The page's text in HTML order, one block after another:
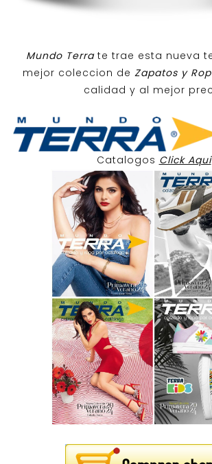
Mundo Terra te trae esta nueva
mejor coleccion de Zapatos y
calidad y al mejor
Catalogos Click Aqui